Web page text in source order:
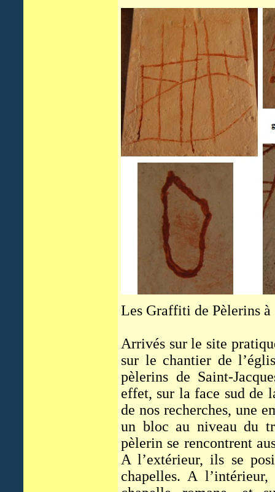
Les Graffiti de Pèlerins
Arrivés sur le site
sur le chantier de
pèlerins de Saint-
effet, sur la face sud de
de nos recherches, une
un bloc au niveau du
pèlerin se rencontrent
A l’extérieur, ils se
chapelles. A